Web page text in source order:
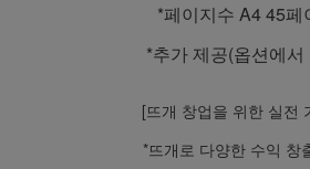
*페이지수 A4 45페
*추가 제공(옵션에서
[뜨개 창업을 위한 실전
*뜨개로 다양한 수익 창